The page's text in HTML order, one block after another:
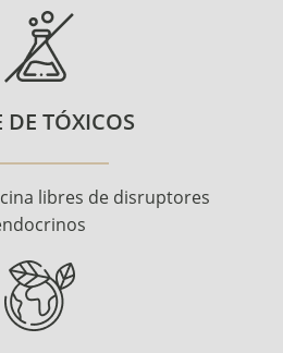
DE TÓXICOS
libres de disruptores